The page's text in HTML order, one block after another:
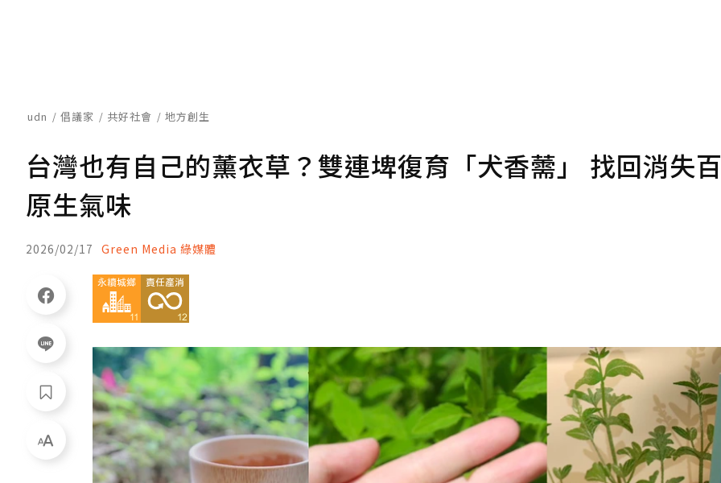
udn 倡議家 共好社會 地方創生
台灣也有自己的薰衣草？雙連埤復育「犬香薷」 找回消失
原生氣味
2026/02/17 Green Media 綠媒體